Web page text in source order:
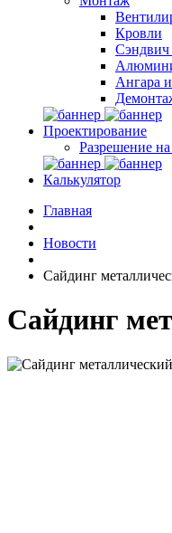
Кровли
Сэндвич
Ангара
Проектирование
Разрешение на
Калькулятор
Главная
Новости
Сайдинг
Сайдинг